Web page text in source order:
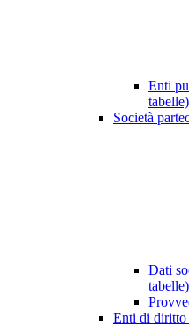
Enti
tabelle)
Società
Dati
tabelle)
Enti di diritto